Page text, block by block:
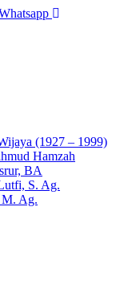
(1927 – 1999)
Hamzah
BA
S. Ag.
Ag.